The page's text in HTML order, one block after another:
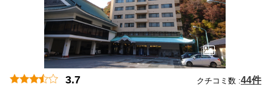
3.7 クチコミ数 :44件